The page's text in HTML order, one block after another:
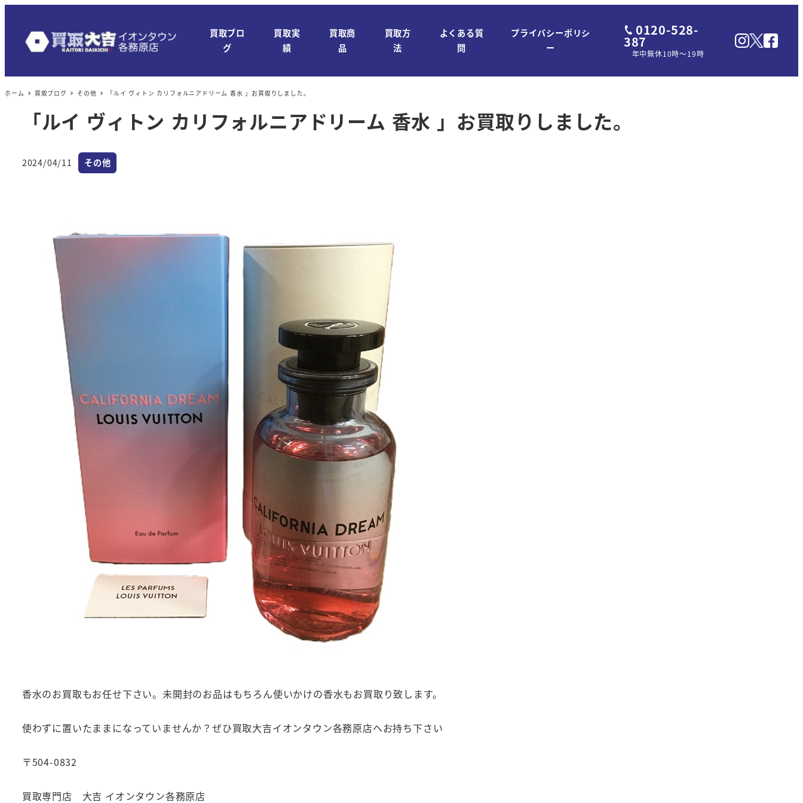
買取ブロ
グ
買取実
績
買取商
品
買取方
法
よくある質
問
プライバシーポリシ
ー
0120-528-
387
年中無休10時～19時
ホーム 買取ブログ その他 「ルイ ヴィトン カリフォルニアドリーム 香水 」お買取りしました。
「ルイ ヴィトン カリフォルニアドリーム 香水 」お買取りしました。
投稿日
2024/04/11 カテゴリー
その他
香水のお買取もお任せ下さい。未開封のお品はもちろん使いかけの香水もお買取り致します。
使わずに置いたままになっていませんか？ぜひ買取大吉イオンタウン各務原店へお持ち下さい
〒504-0832
買取専門店 大吉 イオンタウン各務原店